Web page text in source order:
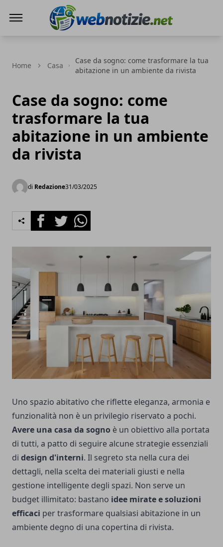
Home Casa
Case da sogno: come trasformare la tua
abitazione in un ambiente da rivista
Case da sogno: come
trasformare la tua
abitazione in un ambiente
da rivista
di Redazione31/03/2025
FacebookTwitterWhatsapp
Uno spazio abitativo che riflette eleganza, armonia e
funzionalità non è un privilegio riservato a pochi.
Avere una casa da sogno è un obiettivo alla portata
di tutti, a patto di seguire alcune strategie essenziali
di design d'interni. Il segreto sta nella cura dei
dettagli, nella scelta dei materiali giusti e nella
gestione intelligente degli spazi. Non serve un
budget illimitato: bastano idee mirate e soluzioni
efficaci per trasformare qualsiasi abitazione in un
ambiente degno di una copertina di rivista.